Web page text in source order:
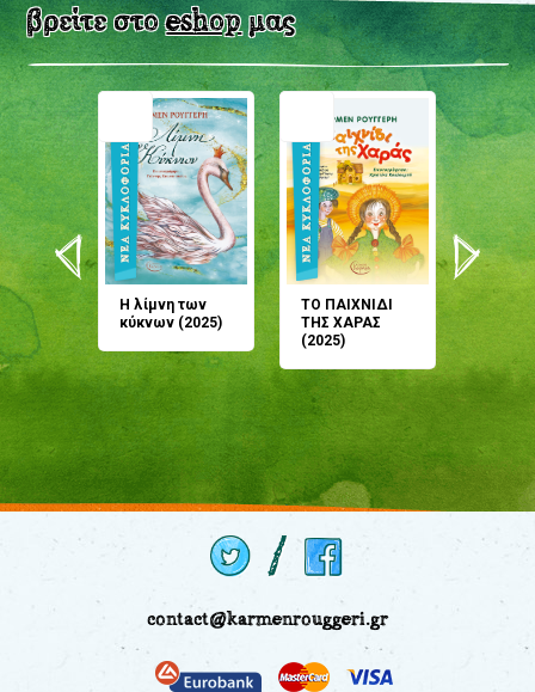
βρείτε στοeshopμας
Η λίμνη των
κύκνων (2025)
ΤΟ ΠΑΙΧΝΙΔΙ
ΤΗΣ ΧΑΡΑΣ
(2025)
μου;
(2024)
contact@karmenrouggeri.gr